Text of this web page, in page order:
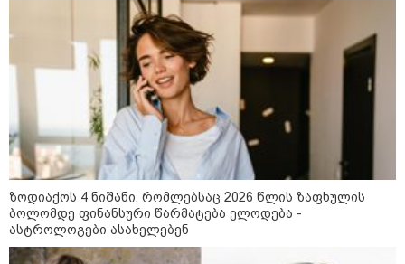
კატეგორიის ყველა სიახლე
რატომ ჩაბნელდა საქართველო
ხარვეზი თუ
არაპროფესიონალიზმი?! -
სანდრო თვალჭრელიძის ანალიზი
ზოდიაქოს 4 ნიშანი, რომლებსაც 2026 წლის ზაფხულის
ბოლომდე ფინანსური წარმატება ელოდება -
ასტროლოგები ასახელებენ